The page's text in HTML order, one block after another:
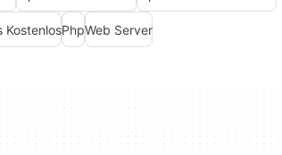
KostenlosPhpWeb Server